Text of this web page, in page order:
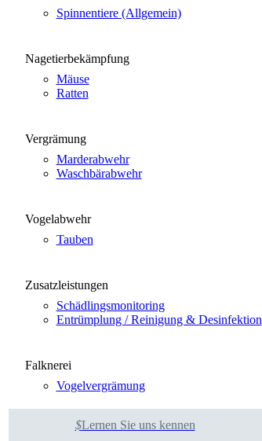
Spin­nen­tie­re (all­ge­mein)
Nage­tier­be­kämp­fung
Mäu­se
Rat­ten
Ver­grä­mung
Mar­der­ab­wehr
Wasch­bär­ab­wehr
Vogel­ab­wehr
Tau­ben
Zusatz­leis­tun­gen
Schäd­lings­mo­ni­to­ring
Ent­rümp­lung / Rei­ni­gung & Des­in­fek­ti­on
Falk­ne­rei
Vogel­ver­grä­mung
$Ler­nen Sie uns ken­nen